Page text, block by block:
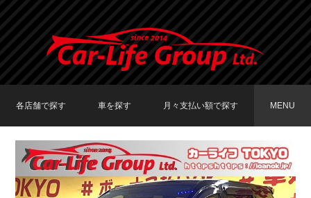
各店舗で探す
TOKYO店在庫車両
大阪店在庫車両
福岡店在庫車両
車を探す
車種で探す
メーカーで探す
月々支払い額で探す
〜19,999円
20,000円〜29,999円
30,000円〜39,999円
40,000円〜49,999円
50,000円〜
MENU